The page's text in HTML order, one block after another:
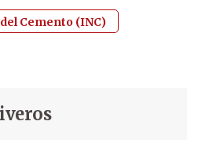
Cemento (INC)